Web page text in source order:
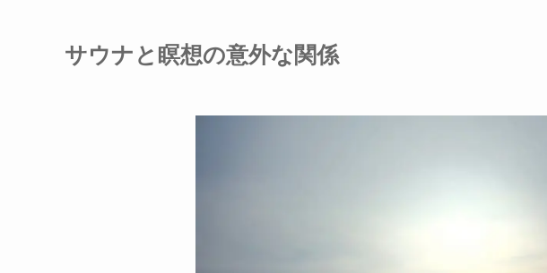
サウナと瞑想の意外な関係